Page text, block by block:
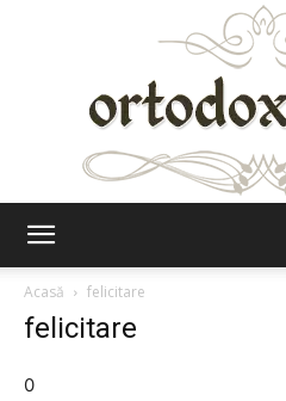
Acasă
felicitare
felicitare
0